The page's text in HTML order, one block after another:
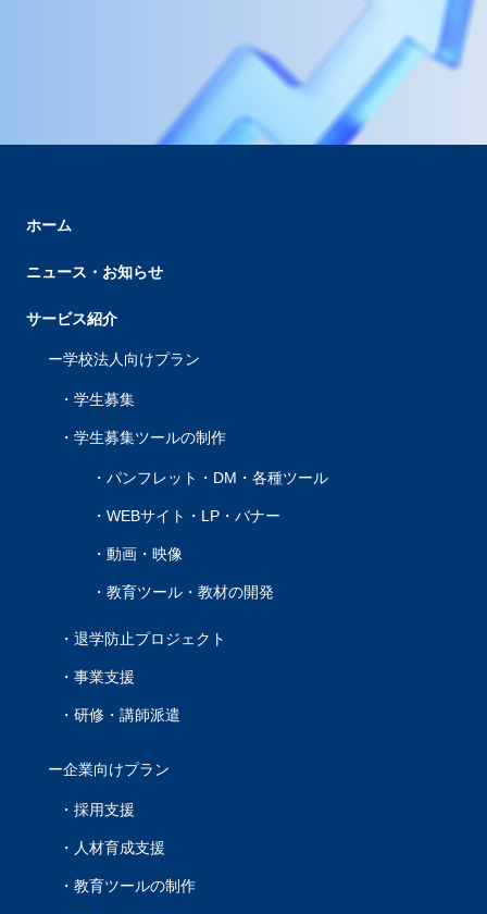
ホーム
ニュース・お知らせ
サービス紹介
学校法人向けプラン
学生募集
学生募集ツールの制作
パンフレット・DM・各種ツール
WEBサイト・LP・バナー
動画・映像
教育ツール・教材の開発
退学防止プロジェクト
事業支援
研修・講師派遣
企業向けプラン
採用支援
人材育成支援
教育ツールの制作